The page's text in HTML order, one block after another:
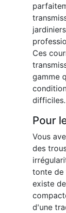
Ces
gamme
difficiles.
Pour
Vous
des
tonte de
existe
d'une